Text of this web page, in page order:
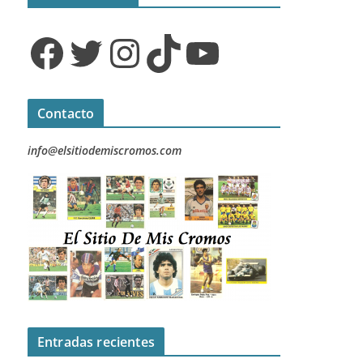
Facebook Twitter InstagramTikTok YouTube
Contacto
info@elsitiodemiscromos.com
Entradas recientes